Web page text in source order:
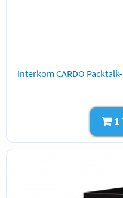
Interkom CARDO
1